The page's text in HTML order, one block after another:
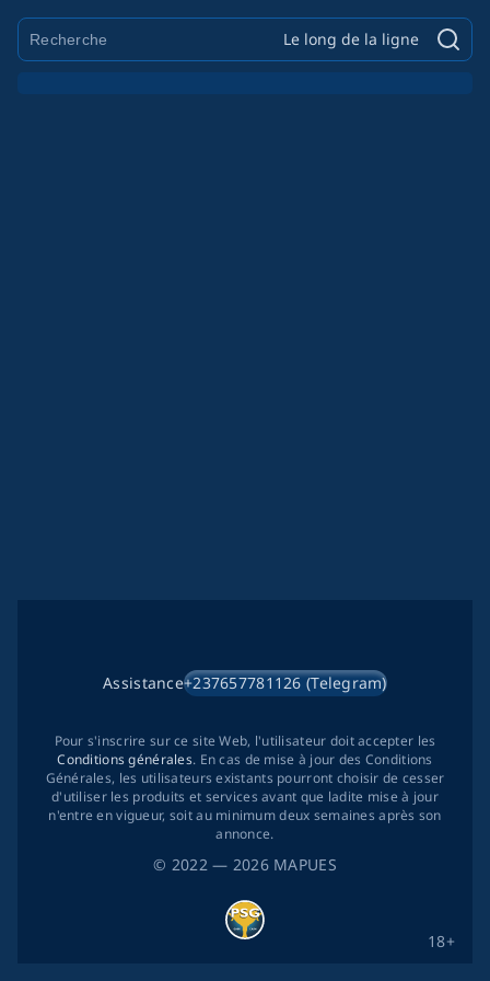
Le long de la ligne
© 2022— 2026 MAPUES
Assistance+237657781126 (Telegram)
18+
Pour s'inscrire sur ce site Web, l'utilisateur doit accepter les
Conditions générales. En cas de mise à jour des Conditions
Générales, les utilisateurs existants pourront choisir de cesser
d'utiliser les produits et services avant que ladite mise à jour
n'entre en vigueur, soit au minimum deux semaines après son
annonce.